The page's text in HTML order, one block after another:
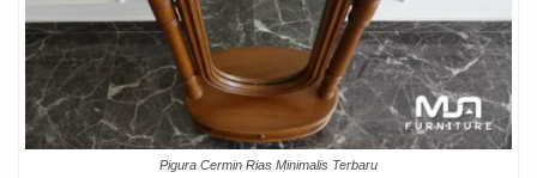
Pigura Cermin Rias Minimalis Terbaru